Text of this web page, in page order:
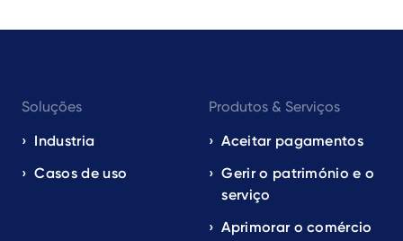
navigation
EN
Soluções
Industria
Casos de uso
Produtos & Serviços
Aceitar pagamentos
Gerir o património e o
serviço
Aprimorar o comércio